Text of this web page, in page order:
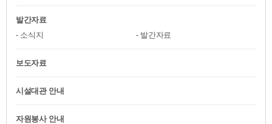
발간자료
소식지
발간자료
보도자료
시설대관 안내
자원봉사 안내